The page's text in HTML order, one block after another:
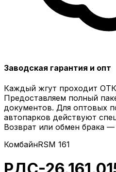
Заводская гарантия и опт
Каждый жгут проходит
Предоставляем полный
документов. Для оптовых
автопарков действуют
Возврат или обмен брака
КомбайнRSM 161